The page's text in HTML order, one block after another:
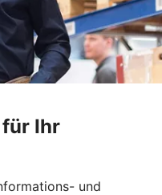
Ihr
und